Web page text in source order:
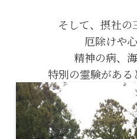
そして、摂社の
厄除けや
精神の病、
特別の霊験がある